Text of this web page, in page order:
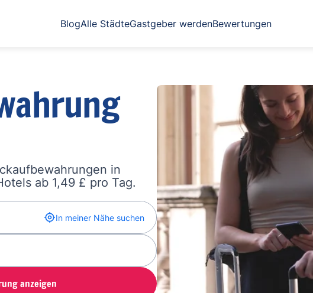
BlogAlle StädteGastgeber werdenBewertungen
in
ab 1,49 £ pro Tag.
In meiner Nähe suchen
anzeigen